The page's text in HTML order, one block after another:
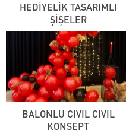
HEDİYELİK TASARIMLI
ŞİŞELER
BALONLU CIVIL CIVIL
KONSEPT